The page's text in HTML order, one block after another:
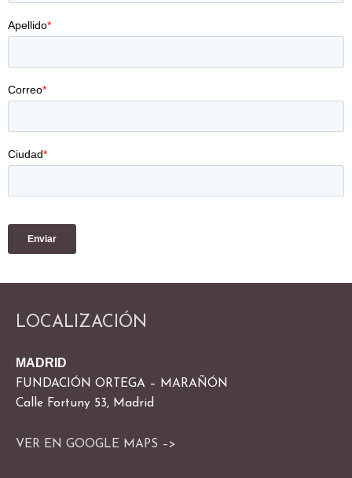
LOCALIZACIÓN
MADRID
FUNDACIÓN ORTEGA – MARAÑÓN
Calle Fortuny 53, Madrid
VER EN GOOGLE MAPS –>